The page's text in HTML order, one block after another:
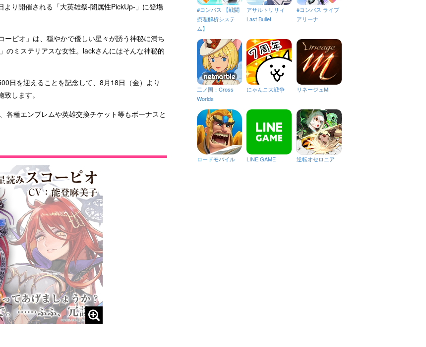
り開催される「大英雄祭-闇属性PickUp-」に登場
ピオ」は、穏やかで優しい星々が誘う神秘に満ち
のミステリアスな女性。lackさんにはそんな神秘的
日を迎えることを記念して、8月18日（金）より
します。
各種エンブレムや英雄交換チケット等もボーナスと
#コンパス 【戦闘
摂理解析システ
ム】
アサルトリリィ
Last Bullet
#コンパス ライブ
アリーナ
二ノ国：Cross
Worlds
にゃんこ大戦争 リネージュM
ロードモバイル LINE GAME 逆転オセロニア